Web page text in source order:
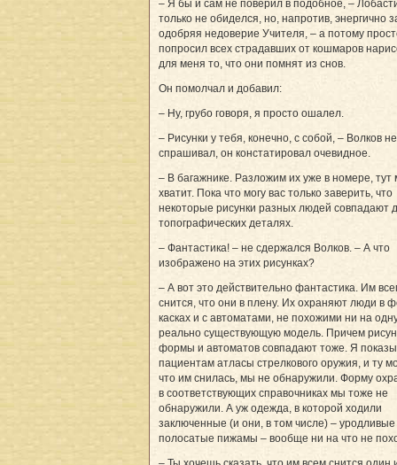
– Я бы и сам не поверил в подобное, –
только не обиделся, но, напротив, энергично
одобряя недоверие Учителя, – а потому
попросил всех страдавших от кошмаров
для меня то, что они помнят из снов.
Он помолчал и добавил:
– Ну, грубо говоря, я просто ошалел.
– Рисунки у тебя, конечно, с собой, – Волков не
спрашивал, он констатировал очевидное.
– В багажнике. Разложим их уже в номере, тут
хватит. Пока что могу вас только заверить, что
некоторые рисунки разных людей совпадают
топографических деталях.
– Фантастика! – не сдержался Волков. – А что
изображено на этих рисунках?
– А вот это действительно фантастика. Им
снится, что они в плену. Их охраняют люди в
касках и с автоматами, не похожими ни на
реально существующую модель. Причем
формы и автоматов совпадают тоже. Я
пациентам атласы стрелкового оружия, и ту
что им снилась, мы не обнаружили. Форму
в соответствующих справочниках мы тоже не
обнаружили. А уж одежда, в которой ходили
заключенные (и они, в том числе) – уродливые
полосатые пижамы – вообще ни на что не